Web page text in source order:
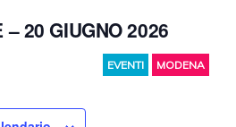
– 20 GIUGNO 2026
EVENTI MODENA